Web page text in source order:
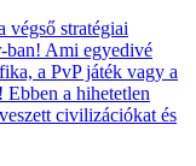
végső stratégiai
ban! Ami egyedivé
a PvP játék vagy a
Ebben a hihetetlen
civilizációkat és